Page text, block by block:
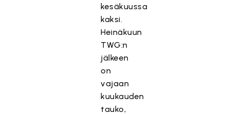
kesäkuussa
kaksi.
Heinäkuun
TWG:n
jälkeen
on
vajaan
kuukauden
tauko,